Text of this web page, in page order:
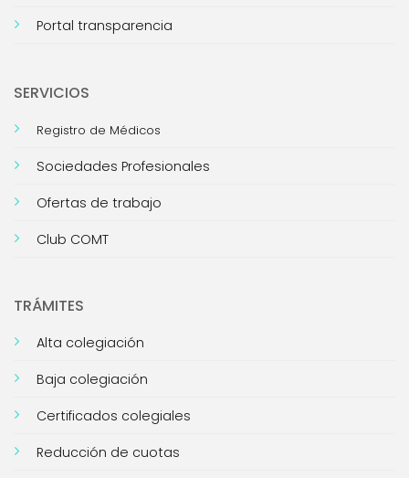
Portal transparencia
SERVICIOS
Registro de Médicos
Sociedades Profesionales
Ofertas de trabajo
Club COMT
TRÁMITES
Alta colegiación
Baja colegiación
Certificados colegiales
Reducción de cuotas